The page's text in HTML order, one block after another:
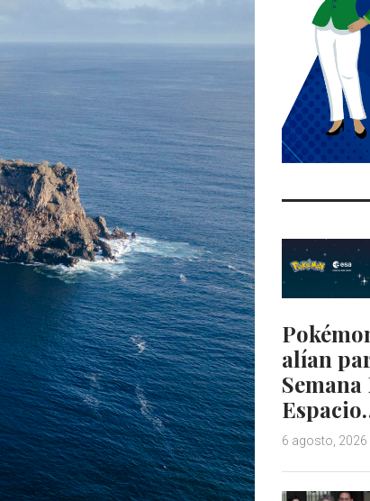
alían
6 agosto, 2026